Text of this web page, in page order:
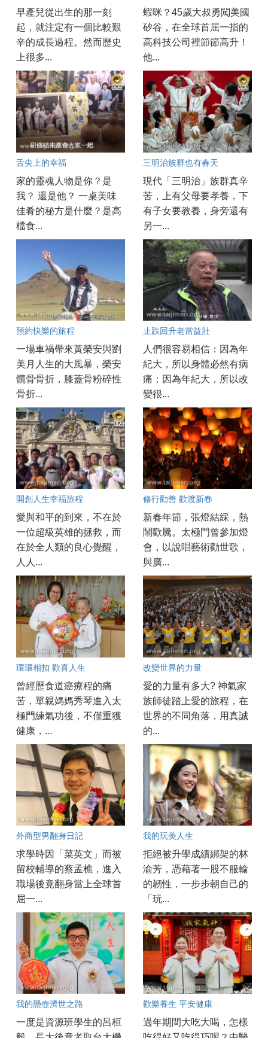
早產兒從出生的那一刻
起，就注定有一個比較艱
辛的成長過程。然而歷史
上很多...
蝦咪？45歲大叔勇闖美國
矽谷，在全球首屈一指的
高科技公司裡節節高升！
他...
舌尖上的幸福
家的靈魂人物是你？是
我？ 還是他？ 一桌美味
佳肴的秘方是什麼？是高
檔食...
三明治族群也有春天
現代「三明治」族群真辛
苦，上有父母要孝養，下
有子女要教養，身旁還有
另一...
預約快樂的旅程
一場車禍帶來黃榮安與劉
美月人生的大風暴，榮安
髖骨骨折，膝蓋骨粉碎性
骨折...
止跌回升老當益壯
人們很容易相信：因為年
紀大，所以身體必然有病
痛；因為年紀大，所以改
變很...
開創人生幸福旅程
愛與和平的到來，不在於
一位超級英雄的拯救，而
在於全人類的良心覺醒，
人人...
修行勸善 歡渡新春
新春年節，張燈結綵，熱
鬧歡騰。太極門曾參加燈
會，以說唱藝術勸世歌，
與廣...
環環相扣 歡喜人生
曾經歷食道癌療程的痛
苦，單親媽媽秀琴進入太
極門練氣功後，不僅重獲
健康，...
改變世界的力量
愛的力量有多大? 神氣家
族師徒踏上愛的旅程，在
世界的不同角落，用真誠
的...
外商型男翻身日記
求學時因「菜英文」而被
留校輔導的蔡孟樵，進入
職場後竟翻身當上全球首
屈一...
我的玩美人生
拒絕被升學成績綁架的林
渝芳，憑藉著一股不服輸
的韌性，一步步朝自己的
「玩...
我的懸壺濟世之路
一度是資源班學生的呂桓
歡樂養生 平安健康
過年期間大吃大喝，怎樣